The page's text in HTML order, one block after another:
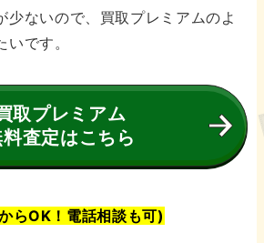
少ないので、買取プレミアムのよ
です。
取プレミアム
査定はこちら
らOK！電話相談も可)